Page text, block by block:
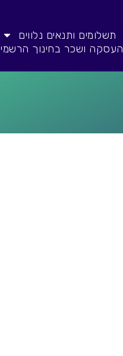
תשלומים ותנאים נלווים
העסקה ושכר בחינוך הרשמי